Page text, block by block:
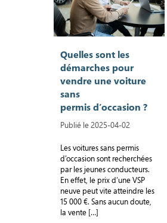
Quelles sont les
démarches pour
vendre une voiture
sans
permis d’occasion ?
Publié le 2025-04-02
Les voitures sans permis
d’occasion sont recherchées
par les jeunes conducteurs.
En effet, le prix d’une VSP
neuve peut vite atteindre les
15 000 €. Sans aucun doute,
la vente […]